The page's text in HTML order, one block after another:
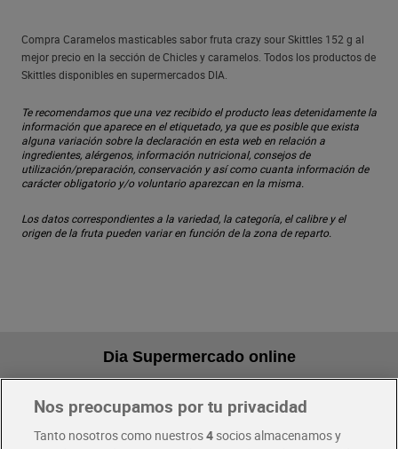
Compra Caramelos masticables sabor fruta crazy sour Skittles 152 g al
mejor precio en la sección de Chicles y caramelos. Todos los productos de
Skittles disponibles en supermercados DIA.
Te recomendamos que una vez recibido el producto leas detenidamente la
información que aparece en el etiquetado, ya que es posible que exista
alguna variación sobre la declaración en esta web en relación a
ingredientes, alérgenos, información nutricional, consejos de
utilización/preparación, conservación y así como cuanta información de
carácter obligatorio y/o voluntario aparezcan en la misma.
Los datos correspondientes a la variedad, la categoría, el calibre y el
origen de la fruta pueden variar en función de la zona de reparto.
Dia Supermercado online
Pide hoy, recibe hoy
Nos preocupamos por tu privacidad
Tanto nosotros como nuestros4socios almacenamos y